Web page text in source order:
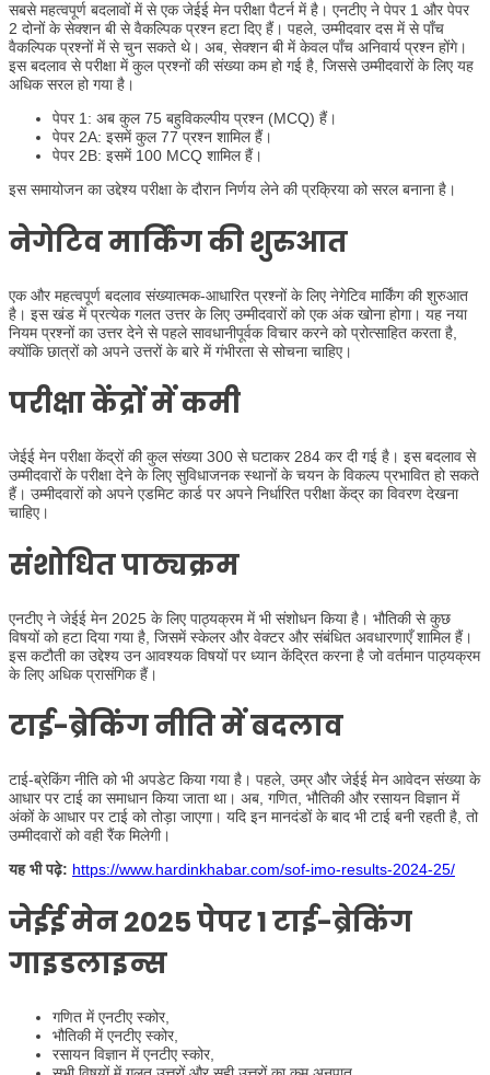
सबसे महत्वपूर्ण बदलावों में से एक जेईई मेन परीक्षा पैटर्न में है। एनटीए ने पेपर 1 और पेपर
2 दोनों के सेक्शन बी से वैकल्पिक प्रश्न हटा दिए हैं। पहले, उम्मीदवार दस में से पाँच
वैकल्पिक प्रश्नों में से चुन सकते थे। अब, सेक्शन बी में केवल पाँच अनिवार्य प्रश्न होंगे।
इस बदलाव से परीक्षा में कुल प्रश्नों की संख्या कम हो गई है, जिससे उम्मीदवारों के लिए यह
अधिक सरल हो गया है।
पेपर 1: अब कुल 75 बहुविकल्पीय प्रश्न (MCQ) हैं।
पेपर 2A: इसमें कुल 77 प्रश्न शामिल हैं।
पेपर 2B: इसमें 100 MCQ शामिल हैं।
इस समायोजन का उद्देश्य परीक्षा के दौरान निर्णय लेने की प्रक्रिया को सरल बनाना है।
नेगेटिव मार्किंग की शुरुआत
एक और महत्वपूर्ण बदलाव संख्यात्मक-आधारित प्रश्नों के लिए नेगेटिव मार्किंग की शुरुआत
है। इस खंड में प्रत्येक गलत उत्तर के लिए उम्मीदवारों को एक अंक खोना होगा। यह नया
नियम प्रश्नों का उत्तर देने से पहले सावधानीपूर्वक विचार करने को प्रोत्साहित करता है,
क्योंकि छात्रों को अपने उत्तरों के बारे में गंभीरता से सोचना चाहिए।
परीक्षा केंद्रों में कमी
जेईई मेन परीक्षा केंद्रों की कुल संख्या 300 से घटाकर 284 कर दी गई है। इस बदलाव से
उम्मीदवारों के परीक्षा देने के लिए सुविधाजनक स्थानों के चयन के विकल्प प्रभावित हो सकते
हैं। उम्मीदवारों को अपने एडमिट कार्ड पर अपने निर्धारित परीक्षा केंद्र का विवरण देखना
चाहिए।
संशोधित पाठ्यक्रम
एनटीए ने जेईई मेन 2025 के लिए पाठ्यक्रम में भी संशोधन किया है। भौतिकी से कुछ
विषयों को हटा दिया गया है, जिसमें स्केलर और वेक्टर और संबंधित अवधारणाएँ शामिल हैं।
इस कटौती का उद्देश्य उन आवश्यक विषयों पर ध्यान केंद्रित करना है जो वर्तमान पाठ्यक्रम
के लिए अधिक प्रासंगिक हैं।
टाई-ब्रेकिंग नीति में बदलाव
टाई-ब्रेकिंग नीति को भी अपडेट किया गया है। पहले, उम्र और जेईई मेन आवेदन संख्या के
आधार पर टाई का समाधान किया जाता था। अब, गणित, भौतिकी और रसायन विज्ञान में
अंकों के आधार पर टाई को तोड़ा जाएगा। यदि इन मानदंडों के बाद भी टाई बनी रहती है, तो
उम्मीदवारों को वही रैंक मिलेगी।
यह भी पढ़े: https://www.hardinkhabar.com/sof-imo-results-2024-25/
जेईई मेन 2025 पेपर 1 टाई-ब्रेकिंग
गाइडलाइन्स
गणित में एनटीए स्कोर,
भौतिकी में एनटीए स्कोर,
रसायन विज्ञान में एनटीए स्कोर,